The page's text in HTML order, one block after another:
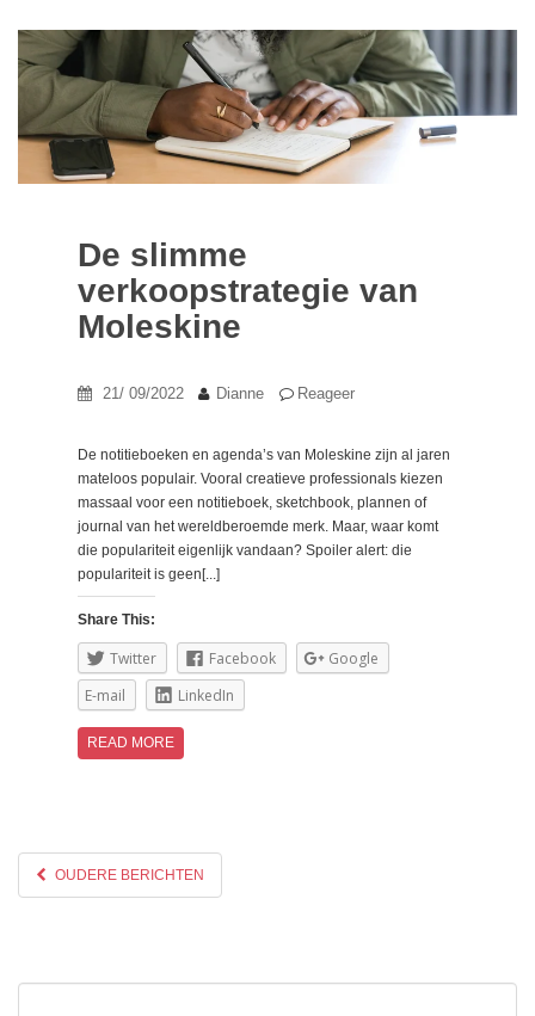
De slimme
verkoopstrategie van
Moleskine
21/ 09/2022 Dianne Reageer
De notitieboeken en agenda’s van Moleskine zijn al jaren
mateloos populair. Vooral creatieve professionals kiezen
massaal voor een notitieboek, sketchbook, plannen of
journal van het wereldberoemde merk. Maar, waar komt
die populariteit eigenlijk vandaan? Spoiler alert: die
populariteit is geen[...]
Share This:
Twitter Facebook
Google
E-mail
LinkedIn
READ MORE
OUDERE BERICHTEN